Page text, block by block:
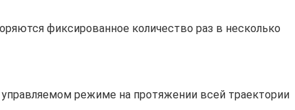
фиксированное количество раз в несколько
режиме на протяжении всей траектории